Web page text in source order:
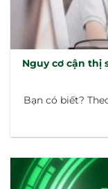
Nguy cơ cận thị
Bạn có biết?